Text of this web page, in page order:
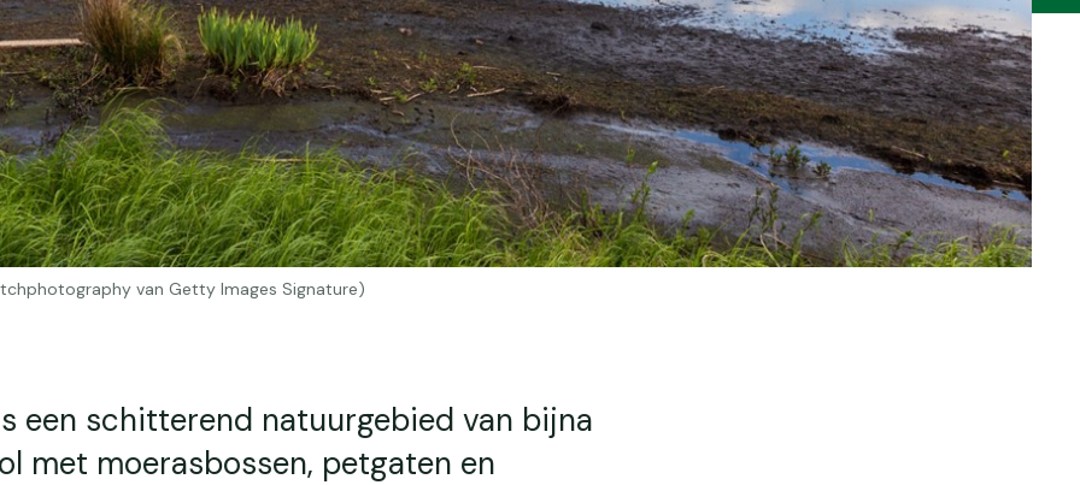
van Getty Images Signature)
een schitterend natuurgebied van bijna
met moerasbossen, petgaten en